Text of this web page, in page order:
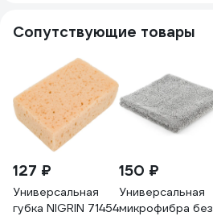
Сопутствующие товары
127 ₽
Универсальная
губка NIGRIN 71454
150 ₽
Универсальная
микрофибра без